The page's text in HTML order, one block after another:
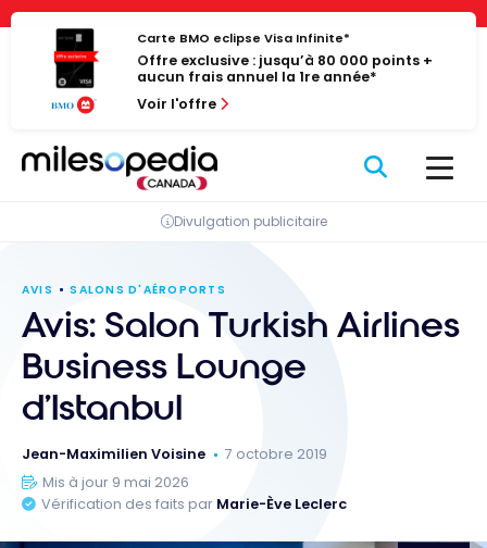
Panneau de gestion des cookies
Passer
contenu
Carte BMO eclipse Visa Infinite*
Offre exclusive : jusqu’à 80 000 points +
aucun frais annuel la 1re année*
Voir l'offre
Divulgation publicitaire
AVIS SALONS D'AÉROPORTS
Avis: Salon Turkish Airlines
Business Lounge
d’Istanbul
Jean-Maximilien Voisine
7 octobre 2019
Mis à jour 9 mai 2026
Vérification des faits par Marie-Ève Leclerc